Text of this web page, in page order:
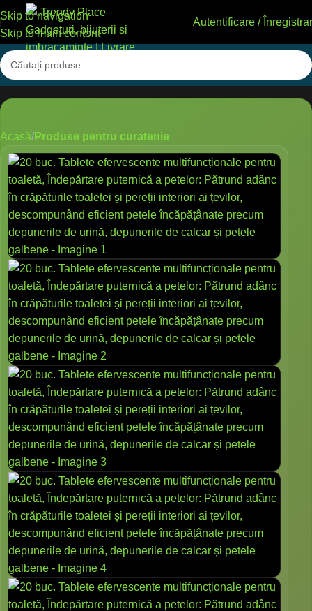
Skip to navigation
Skip to main content
Autentificare /
Acasă Produse pentru curatenie